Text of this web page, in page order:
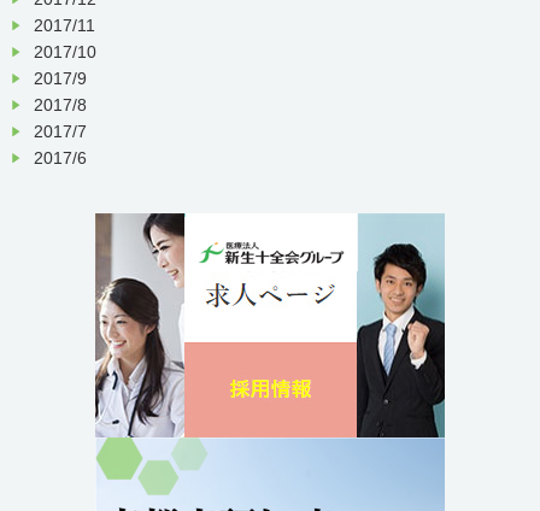
2017/11
2017/10
2017/9
2017/8
2017/7
2017/6